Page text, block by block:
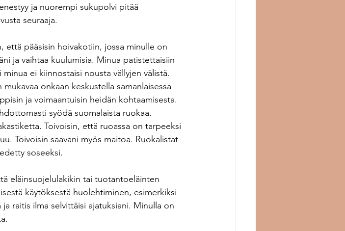
ja nuorempi sukupolvi pitää
seuraaja.
että pääsisin hoivakotiin, jossa minulle on
ja vaihtaa kuulumisia. Minua patistettaisiin
ei kiinnostaisi nousta vällyjen välistä.
onkaan keskustella samanlaisessa
ja voimaantuisin heidän kohtaamisesta.
syödä suomalaista ruokaa.
Toivoisin, että ruoassa on tarpeeksi
Toivoisin saavani myös maitoa. Ruokalistat
soseeksi.
eläinsuojelulakikin tai tuotantoeläinten
käytöksestä huolehtiminen, esimerkiksi
raitis ilma selvittäisi ajatuksiani. Minulla on